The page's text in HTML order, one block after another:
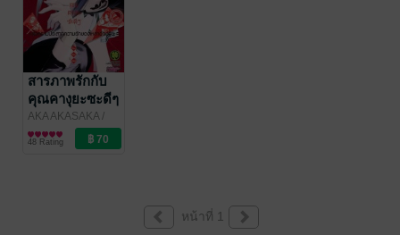
สารภาพรักกับ
คุณคางุยะซะดีๆ
~สงคราม
ประสาทความ
รักของเหล่า
AKA AKASAKA/
LUCKPIM
Publishing
การ์ตูนทั่วไป
48 Rating
หน้าที่ 1